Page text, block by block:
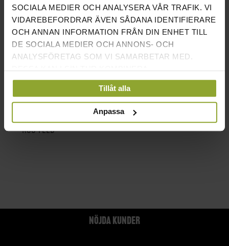
SOCIALA MEDIER OCH ANALYSERA VÅR TRAFIK. VI
VIDAREBEFORDRAR ÄVEN SÅDANA IDENTIFIERARE
OCH ANNAN INFORMATION FRÅN DIN ENHET TILL
DE SOCIALA MEDIER OCH ANNONS- OCH
ANALYSFÖRETAG SOM VI SAMARBETAR MED.
DESSA KAN I SIN TUR KOMBINERA
INFORMATIONEN MED ANNAN INFORMATION SOM
DU HAR TILLHANDAHÅLLIT ELLER SOM DE HAR
SAMLAT IN NÄR DU HAR ANVÄNT DERAS
Tillåt alla
Anpassa
AUGUSTI 2016
JUNI 2016 MARS 2016
FEBRUARI 2016
JANUARI 2016
DECEMBER 2013 OKTOBER 2013 SEPTEMBER 2013
TAGS
SKIVSTÅNGHEMMAGYM UTRUSTNING TRÄNINGSREDSKAP
MARKLYFT SHRUGBAR TRÄNINGSGUIDE BATTLEROPES RODDMASKIN TRÄNING
RSS FEED
NÖJDA KUNDER